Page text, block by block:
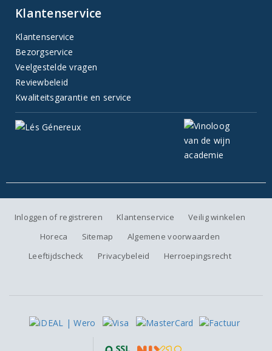
Klantenservice
Klantenservice
Bezorgservice
Veelgestelde vragen
Reviewbeleid
Kwaliteitsgarantie en service
Inloggen of registreren Klantenservice
Veilig winkelen
Horeca
Sitemap
Algemene voorwaarden
Leeftijdscheck
Privacybeleid Herroepingsrecht